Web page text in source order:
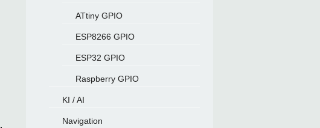
ATtiny GPIO
ESP8266 GPIO
ESP32 GPIO
Raspberry GPIO
KI / AI
Navigation